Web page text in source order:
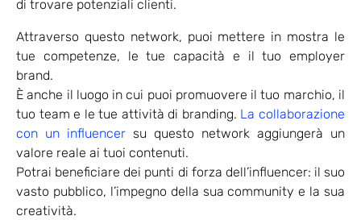
di trovare potenziali clienti.
Attraverso questo network, puoi mettere in mostra le
tue competenze, le tue capacità e il tuo employer
brand.
È anche il luogo in cui puoi promuovere il tuo marchio, il
tuo team e le tue attività di branding. La collaborazione
con un influencer su questo network aggiungerà un
valore reale ai tuoi contenuti.
Potrai beneficiare dei punti di forza dell’influencer: il suo
vasto pubblico, l’impegno della sua community e la sua
creatività.